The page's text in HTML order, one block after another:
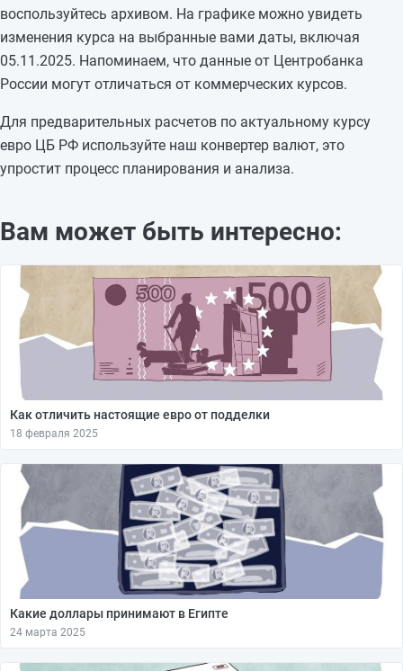
27.10.2025
94,0821
—
26.10.2025
94,0821
—
25.10.2025
94,0821
-0,3069
24.10.2025
94,389
-0,3654
22.10.2025
воспользуйтесь архивом. На графике можно увидеть
изменения курса на выбранные вами даты, включая
05.11.2025. Напоминаем, что данные от Центробанка
России могут отличаться от коммерческих курсов.
Для предварительных расчетов по актуальному курсу
евро ЦБ РФ используйте наш конвертер валют, это
упростит процесс планирования и анализа.
Вам может быть интересно:
Как отличить настоящие евро от подделки
18 февраля 2025
Какие доллары принимают в Египте
24 марта 2025